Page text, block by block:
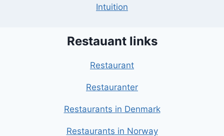
Intuition
Restauant links
Restaurant
Restauranter
Restaurants in Denmark
Restaurants in Norway